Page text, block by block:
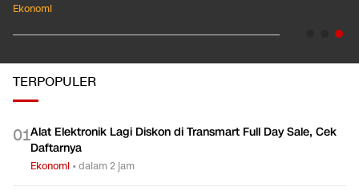
Ekonomi
TERPOPULER
01Alat Elektronik Lagi Diskon di Transmart Full Day Sale, Cek
Daftarnya
Ekonomi •dalam 2 jam